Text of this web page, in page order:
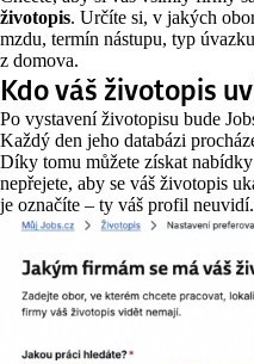
životopis. Určíte si, v jakých
mzdu, termín nástupu, typ
z domova.
Kdo váš životopis
Po vystavení životopisu bude
Každý den jeho databázi
Díky tomu můžete získat
nepřejete, aby se váš životopis
je označíte – ty váš profil neuvidí.